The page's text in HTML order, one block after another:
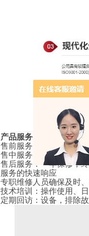
产品服务
售前服务
专业技术咨
售中服务
客户沟通，
售后服务 ：
一年保修，
服务的快速响应
专职维修人员确保及时
技术培训
： 操作使用、
定期回访 ： 设备，排除